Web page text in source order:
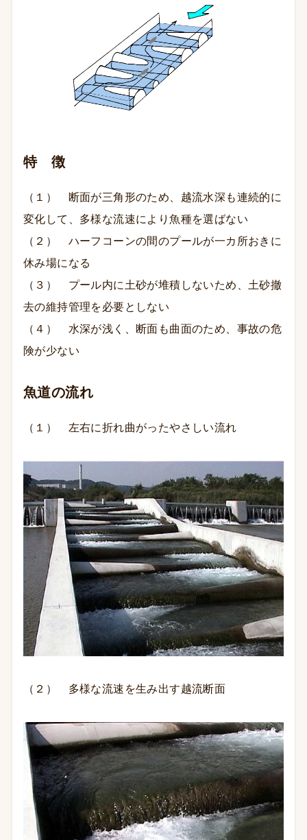
特 徴
（１） 断面が三角形のため、越流水深も連続的に
変化して、多様な流速により魚種を選ばない
（２） ハーフコーンの間のプールが一カ所おきに
休み場になる
（３） プール内に土砂が堆積しないため、土砂撤
去の維持管理を必要としない
（４） 水深が浅く、断面も曲面のため、事故の危
険が少ない
魚道の流れ
（１） 左右に折れ曲がったやさしい流れ
（２） 多様な流速を生み出す越流断面